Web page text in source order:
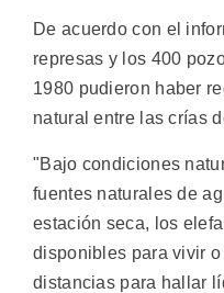
De acuerdo con el
represas y los 400
1980 pudieron haber
natural entre las crías
"Bajo condiciones
fuentes naturales de
estación seca, los
disponibles para vivir
distancias para hallar